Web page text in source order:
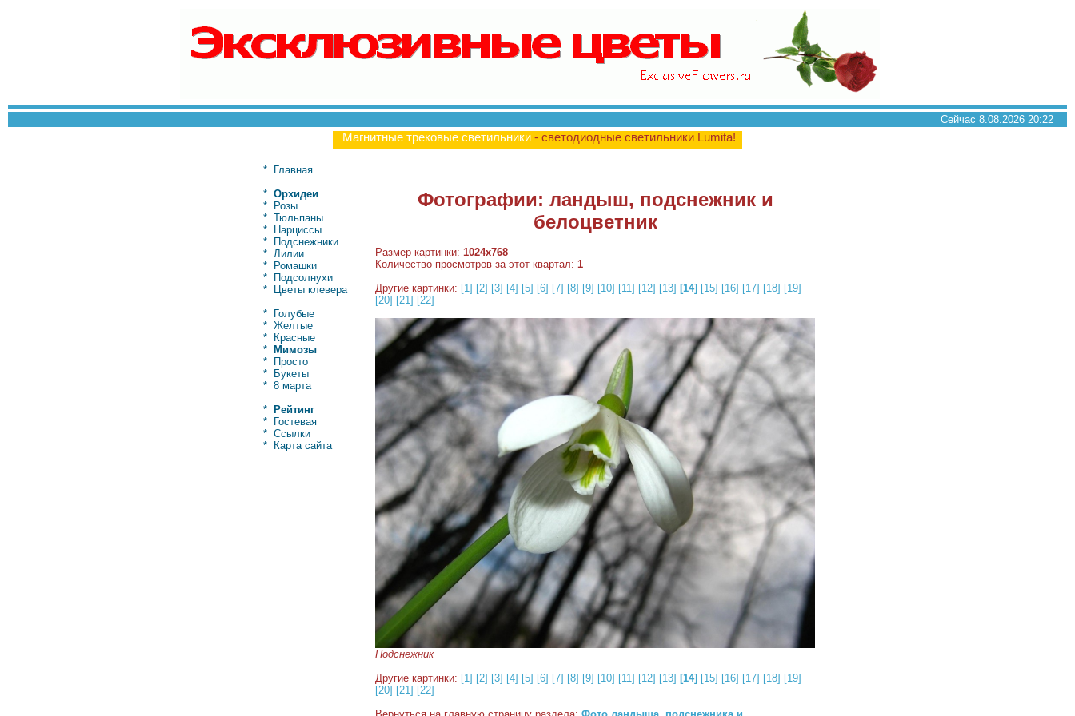
Сейчас 8.08.2026 20:22
Магнитные трековые светильники - светодиодные светильники Lumita!
*
Главная
* Орхидеи
*
Розы
* Тюльпаны
*
Нарциссы
*
Подснежники
* Лилии
*
Ромашки
*
Подсолнухи
*
Цветы клевера
*
Голубые
* Желтые
*
Красные
*
Мимозы
*
Просто
*
Букеты
* 8 марта
*
Рейтинг
*
Гостевая
* Ссылки
*
Карта сайта
Фотографии: ландыш, подснежник и
белоцветник
Размер картинки: 1024x768
Количество просмотров за этот квартал: 1
Другие картинки: [1] [2] [3] [4] [5] [6] [7] [8] [9] [10] [11] [12] [13] [14] [15] [16] [17] [18] [19]
[20] [21] [22]
Подснежник
Другие картинки: [1] [2] [3] [4] [5] [6] [7] [8] [9] [10] [11] [12] [13] [14] [15] [16] [17] [18] [19]
[20] [21] [22]